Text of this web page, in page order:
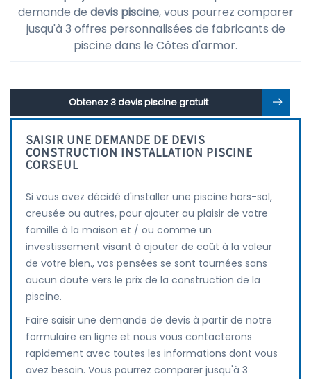
demande de devis piscine, vous pourrez comparer
jusqu'à 3 offres personnalisées de fabricants de
piscine dans le Côtes d'armor.
Obtenez 3 devis piscine gratuit
SAISIR UNE DEMANDE DE DEVIS
CONSTRUCTION INSTALLATION PISCINE
CORSEUL
Si vous avez décidé d'installer une piscine hors-sol,
creusée ou autres, pour ajouter au plaisir de votre
famille à la maison et / ou comme un
investissement visant à ajouter de coût à la valeur
de votre bien., vos pensées se sont tournées sans
aucun doute vers le prix de la construction de la
piscine.
Faire saisir une demande de devis à partir de notre
formulaire en ligne et nous vous contacterons
rapidement avec toutes les informations dont vous
avez besoin. Vous pourrez comparer jusqu'à 3